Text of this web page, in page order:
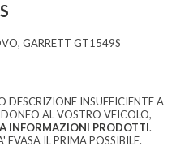
GARRETT GT1549S
DESCRIZIONE INSUFFICIENTE A
AL VOSTRO VEICOLO,
INFORMAZIONI PRODOTTI.
EVASA IL PRIMA POSSIBILE.